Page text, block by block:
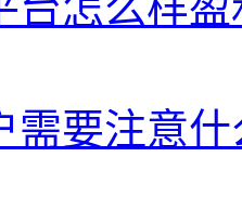
需要注意